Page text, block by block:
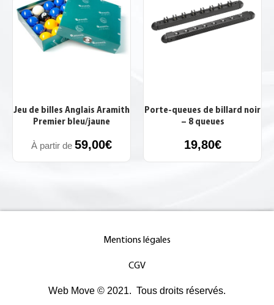
Jeu de billes Anglais Aramith
Premier bleu/jaune
À partir de 59,00€
Porte-queues de billard noir
– 8 queues
19,80€
Mentions légales
CGV
Web Move © 2021. Tous droits réservés.